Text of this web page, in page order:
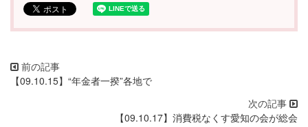
【09.10.15】“年金者一揆”各地で
【09.10.17】消費税なくす愛知の会が総会